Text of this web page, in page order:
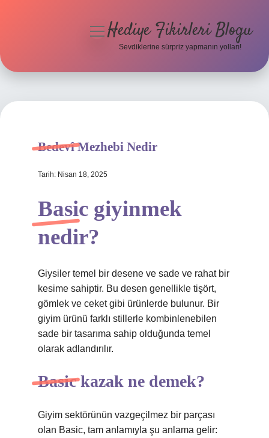
Hakkımızda
menüyüHediye Fikirleri Blogu
Sevdiklerine sürpriz yapmanın yolları!
Bedevî Mezhebi Nedir
Tarih: Nisan 18, 2025
Basic giyinmek
nedir?
Giysiler temel bir desene ve sade ve rahat bir
kesime sahiptir. Bu desen genellikle tişört,
gömlek ve ceket gibi ürünlerde bulunur. Bir
giyim ürünü farklı stillerle kombinlenebilen
sade bir tasarıma sahip olduğunda temel
olarak adlandırılır.
Basic kazak ne demek?
Giyim sektörünün vazgeçilmez bir parçası
olan Basic, tam anlamıyla şu anlama gelir: